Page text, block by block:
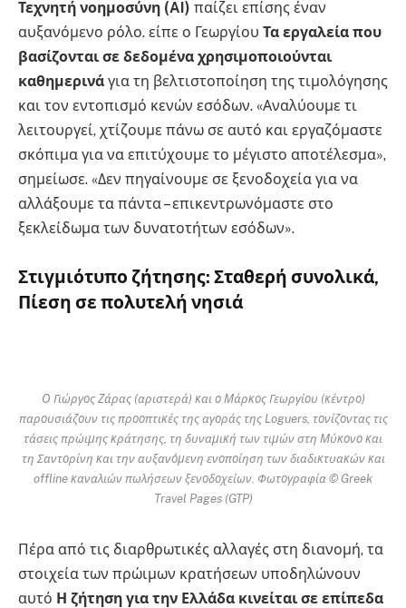
Τεχνητή νοημοσύνη (AI) παίζει επίσης έναν
αυξανόμενο ρόλο. είπε ο Γεωργίου Τα εργαλεία που
βασίζονται σε δεδομένα χρησιμοποιούνται
καθημερινά για τη βελτιστοποίηση της τιμολόγησης
και τον εντοπισμό κενών εσόδων. «Αναλύουμε τι
λειτουργεί, χτίζουμε πάνω σε αυτό και εργαζόμαστε
σκόπιμα για να επιτύχουμε το μέγιστο αποτέλεσμα»,
σημείωσε. «Δεν πηγαίνουμε σε ξενοδοχεία για να
αλλάξουμε τα πάντα – επικεντρωνόμαστε στο
ξεκλείδωμα των δυνατοτήτων εσόδων».
Στιγμιότυπο ζήτησης: Σταθερή συνολικά,
Πίεση σε πολυτελή νησιά
Ο Γιώργος Ζάρας (αριστερά) και ο Μάρκος Γεωργίου (κέντρο)
παρουσιάζουν τις προοπτικές της αγοράς της Loguers, τονίζοντας τις
τάσεις πρώιμης κράτησης, τη δυναμική των τιμών στη Μύκονο και
τη Σαντορίνη και την αυξανόμενη ενοποίηση των διαδικτυακών και
offline καναλιών πωλήσεων ξενοδοχείων. Φωτογραφία © Greek
Travel Pages (GTP)
Πέρα από τις διαρθρωτικές αλλαγές στη διανομή, τα
στοιχεία των πρώιμων κρατήσεων υποδηλώνουν
αυτό Η ζήτηση για την Ελλάδα κινείται σε επίπεδα